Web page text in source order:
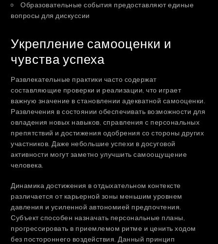
Образовательные события предоставляют единые
вопросы для дискуссии
Укрепление самооценки и
чувства успеха
Развлекательные практики часто содержат
составляющие проверки и реализации, что играет
важную значение в становлении адекватной самооценки.
Развлечения в состоянии обеспечивать возможности для
овладения новых навыков, справления с персональных
препятствий и достижения одобрения со стороны других
участников. Даже небольшие успехи в досуговой
активности могут заметно улучшить самоощущение
человека.
Динамика достижения в отдыхательном контексте
различается от карьерной зоны меньшим уровнем
давления и усиленной автономией предпочтения.
Субъект способен назначать персональные планы,
прогрессировать в приемлемом ритме и ценить ходом
без постороннего воздействия. Данный принцип